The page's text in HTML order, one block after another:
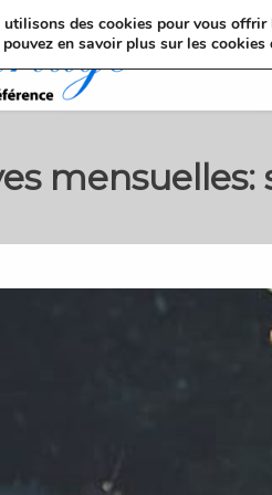
utilisons des cookies pour vous
en savoir plus sur les